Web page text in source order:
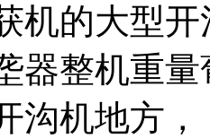
机的大型
器整机重
沟机地方